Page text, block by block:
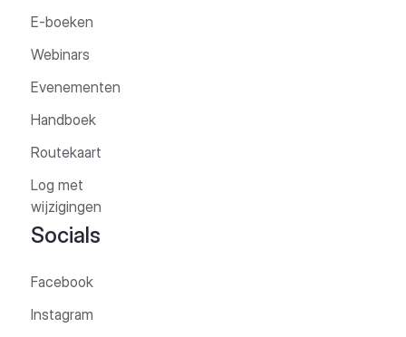
E-boeken
Webinars
Evenementen
Handboek
Routekaart
Log met
wijzigingen
Socials
Facebook
Instagram